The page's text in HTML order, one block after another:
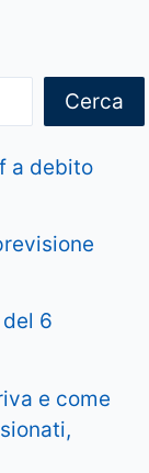
Cerca
a debito
6
e come